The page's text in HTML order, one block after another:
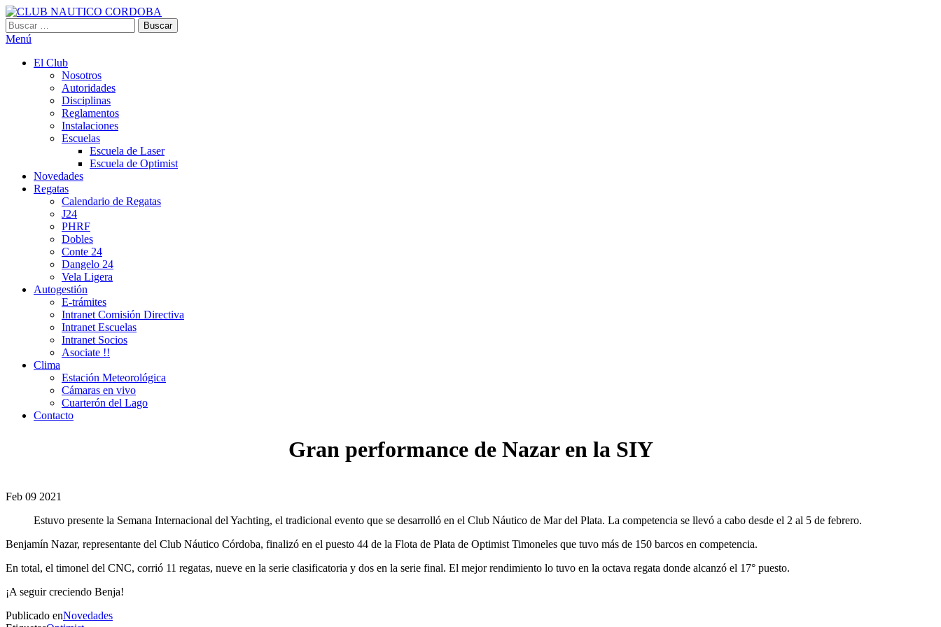
Saltar
al
contenido
CLUB NAUTICO CORDOBA
VILLA CARLOS PAZ
Buscar:
Menú
El Club
Nosotros
Autoridades
Disciplinas
Reglamentos
Instalaciones
Escuelas
Escuela de Laser
Escuela de Optimist​
Novedades
Regatas
Calendario de Regatas
J24
PHRF
Dobles
Conte 24
Dangelo 24
Vela Ligera
Autogestión
E-trámites
Intranet Comisión Directiva
Intranet Escuelas
Intranet Socios
Asociate !!
Clima
Estación Meteorológica
Cámaras en vivo
Cuarterón del Lago
Contacto
Gran performance de Nazar en la SIY
Feb 09 2021
Estuvo presente la Semana Internacional del Yachting, el tradicional evento que se desarrolló en el Club Náutico de Mar del Plata. La competencia se llevó a cabo desde el 2 al 5 de febrero.
Benjamín Nazar, representante del Club Náutico Córdoba, finalizó en el puesto 44 de la Flota de Plata de Optimist Timoneles que tuvo más de 150 barcos en competencia.
En total, el timonel del CNC, corrió 11 regatas, nueve en la serie clasificatoria y dos en la serie final. El mejor rendimiento lo tuvo en la octava regata donde alcanzó el 17° puesto.
¡A seguir creciendo Benja!
Publicado enNovedades